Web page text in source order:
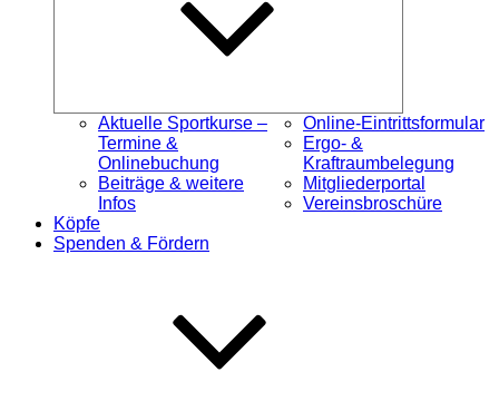
Aktuelle Sportkurse –
Termine &
Onlinebuchung
Beiträge & weitere
Infos
Online-Eintrittsformular
Ergo- &
Kraftraumbelegung
Mitgliederportal
Vereinsbroschüre
Köpfe
Spenden & Fördern